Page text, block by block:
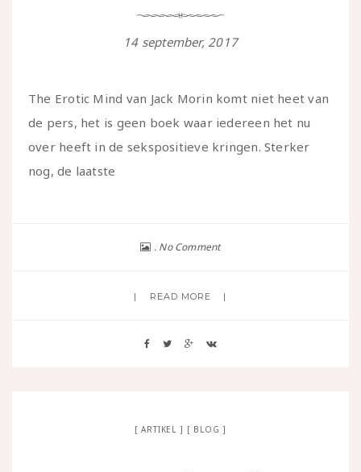
14 september, 2017
The Erotic Mind van Jack Morin komt niet heet van
de pers, het is geen boek waar iedereen het nu
over heeft in de sekspositieve kringen. Sterker
nog, de laatste
No Comment
READ MORE
ARTIKEL BLOG